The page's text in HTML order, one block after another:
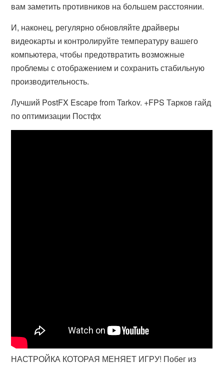
вам заметить противников на большем расстоянии.
И, наконец, регулярно обновляйте драйверы
видеокарты и контролируйте температуру вашего
компьютера, чтобы предотвратить возможные
проблемы с отображением и сохранить стабильную
производительность.
Лучший PostFX Escape from Tarkov. +FPS Тарков гайд
по оптимизации Постфх
НАСТРОЙКА КОТОРАЯ МЕНЯЕТ ИГРУ! Побег из